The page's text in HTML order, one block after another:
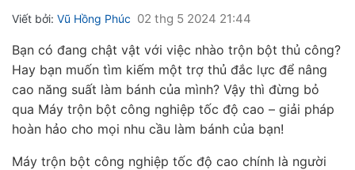
Viết bởi: Vũ Hồng Phúc 02 thg 5 2024 21:44
Bạn có đang chật vật với việc nhào trộn bột thủ công?
Hay bạn muốn tìm kiếm một trợ thủ đắc lực để nâng
cao năng suất làm bánh của mình? Vậy thì đừng bỏ
qua Máy trộn bột công nghiệp tốc độ cao – giải pháp
hoàn hảo cho mọi nhu cầu làm bánh của bạn!
Máy trộn bột công nghiệp tốc độ cao chính là người